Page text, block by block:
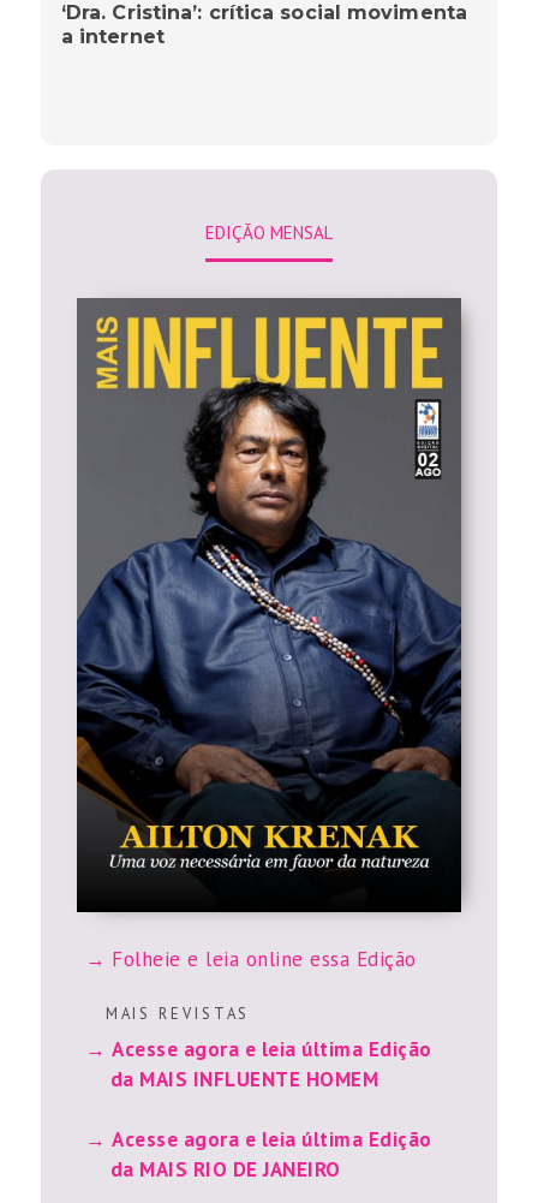
‘Dra. Cristina’: crítica social movimenta
a internet
EDIÇÃO MENSAL
Folheie e leia online essa Edição
M A I S R E V I S T A S
Acesse agora e leia última Edição
da MAIS INFLUENTE HOMEM
Acesse agora e leia última Edição
da MAIS RIO DE JANEIRO